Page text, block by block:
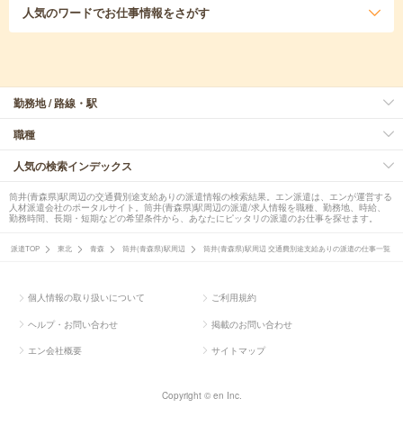
人気のワードでお仕事情報をさがす
勤務地 / 路線・駅
職種
人気の検索インデックス
筒井(青森県)駅周辺の交通費別途支給ありの派遣情報の検索結果。エン派遣は、エンが運営する
人材派遣会社のポータルサイト。筒井(青森県)駅周辺の派遣/求人情報を職種、勤務地、時給、
勤務時間、長期・短期などの希望条件から、あなたにピッタリの派遣のお仕事を探せます。
派遣TOP 東北 青森 筒井(青森県)駅周辺 筒井(青森県)駅周辺 交通費別途支給ありの派遣の仕事一覧
個人情報の取り扱いについて ご利用規約
ヘルプ・お問い合わせ 掲載のお問い合わせ
エン会社概要 サイトマップ
Copyright © en Inc.